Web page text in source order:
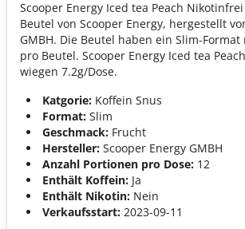
Scooper Energy Iced tea Peach
Beutel von Scooper Energy, hergestellt
GMBH. Die Beutel haben ein Slim-
pro Beutel. Scooper Energy Iced tea
wiegen 7.2g/Dose.
Katgorie: Koffein Snus
Format: Slim
Geschmack: Frucht
Hersteller: Scooper Energy GMBH
Anzahl Portionen pro Dose: 12
Enthält Koffein: Ja
Enthält Nikotin: Nein
Verkaufsstart: 2023-09-11